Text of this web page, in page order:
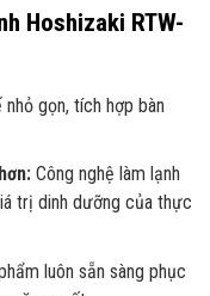
Hoshizaki RTW-
gọn, tích hợp bàn
Công nghệ làm lạnh
trị dinh dưỡng của thực
luôn sẵn sàng phục